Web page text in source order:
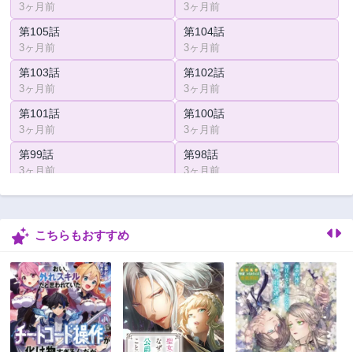
3ヶ月前 3ヶ月前
第105話
3ヶ月前
第104話
3ヶ月前
第103話
3ヶ月前
第102話
3ヶ月前
第101話
3ヶ月前
第100話
3ヶ月前
第99話
3ヶ月前
第98話
3ヶ月前
第97話 第96話
第95話
第93話
3ヶ月前
第92話
3ヶ月前
第91話
3ヶ月前
第90話
3ヶ月前
こちらもおすすめ